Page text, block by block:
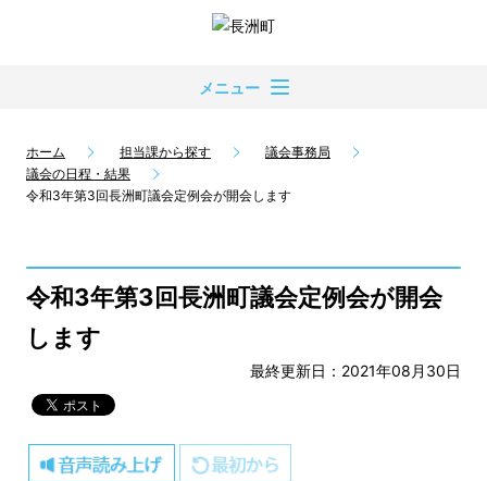
メニュー
ホーム 担当課から探す
議会事務局
議会の日程・結果
令和3年第3回長洲町議会定例会が開会します
令和3年第3回長洲町議会定例会が開会
します
最終更新日：2021年08月30日